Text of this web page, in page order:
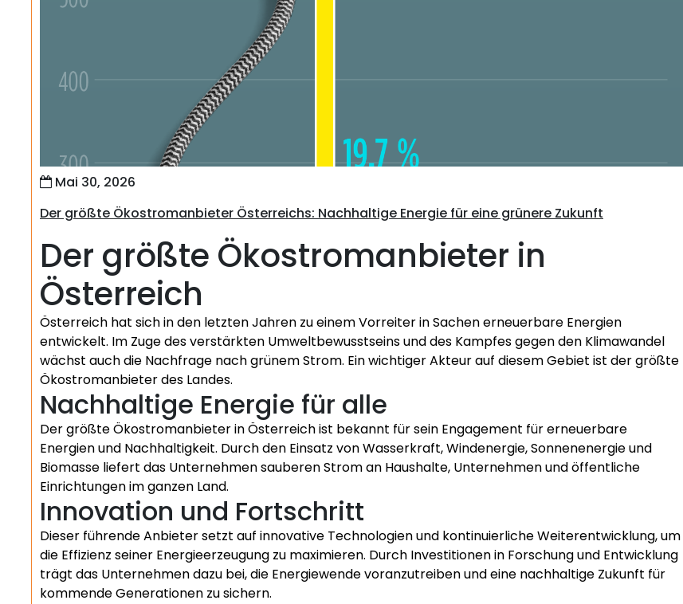
Mai 30, 2026
Der größte Ökostromanbieter Österreichs: Nachhaltige Energie für eine grünere Zukunft
Der größte Ökostromanbieter in
Österreich
Österreich hat sich in den letzten Jahren zu einem Vorreiter in Sachen erneuerbare Energien
entwickelt. Im Zuge des verstärkten Umweltbewusstseins und des Kampfes gegen den Klimawandel
wächst auch die Nachfrage nach grünem Strom. Ein wichtiger Akteur auf diesem Gebiet ist der größte
Ökostromanbieter des Landes.
Nachhaltige Energie für alle
Der größte Ökostromanbieter in Österreich ist bekannt für sein Engagement für erneuerbare
Energien und Nachhaltigkeit. Durch den Einsatz von Wasserkraft, Windenergie, Sonnenenergie und
Biomasse liefert das Unternehmen sauberen Strom an Haushalte, Unternehmen und öffentliche
Einrichtungen im ganzen Land.
Innovation und Fortschritt
Dieser führende Anbieter setzt auf innovative Technologien und kontinuierliche Weiterentwicklung, um
die Effizienz seiner Energieerzeugung zu maximieren. Durch Investitionen in Forschung und Entwicklung
trägt das Unternehmen dazu bei, die Energiewende voranzutreiben und eine nachhaltige Zukunft für
kommende Generationen zu sichern.